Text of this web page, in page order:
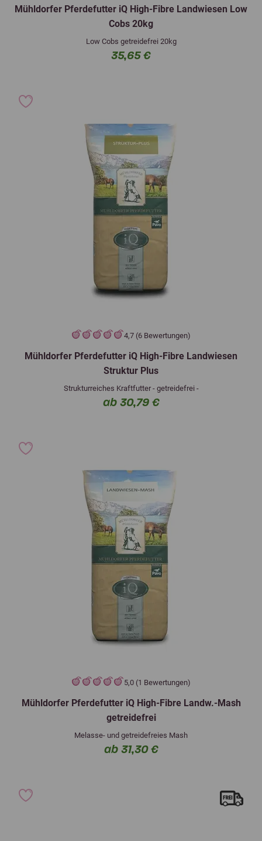
Mühldorfer Pferdefutter iQ High-Fibre Landwiesen Low
Cobs 20kg
Low Cobs getreidefrei 20kg
35,65 €
4,7 (6 Bewertungen)
Mühldorfer Pferdefutter iQ High-Fibre Landwiesen
Struktur Plus
Strukturreiches Kraftfutter - getreidefrei -
ab 30,79 €
5,0 (1 Bewertungen)
Mühldorfer Pferdefutter iQ High-Fibre Landw.-Mash
getreidefrei
Melasse- und getreidefreies Mash
ab 31,30 €